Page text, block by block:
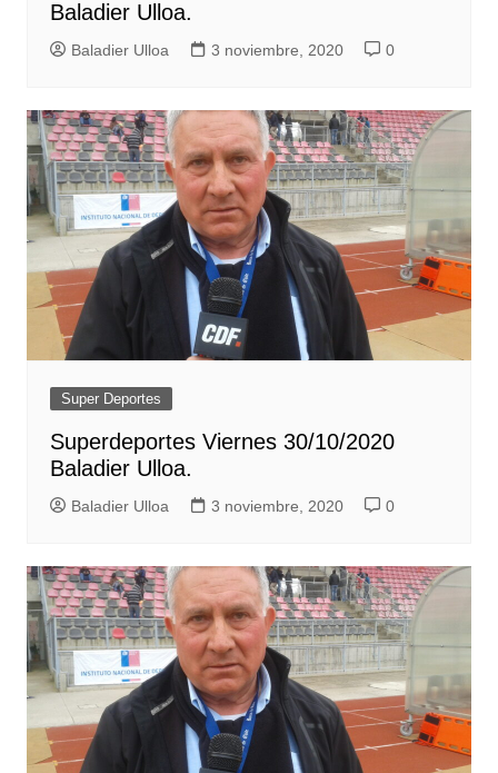
Baladier Ulloa.
Baladier Ulloa 3 noviembre, 2020 0
Super Deportes
Superdeportes Viernes 30/10/2020
Baladier Ulloa.
Baladier Ulloa 3 noviembre, 2020 0